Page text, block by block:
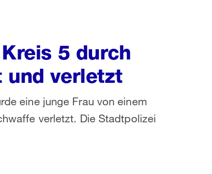
5 durch
und verletzt
eine junge Frau von einem
verletzt. Die Stadtpolizei